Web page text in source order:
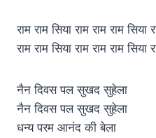
राम राम सिया राम राम राम सिया
राम राम सिया राम राम राम सिया
नैन दिवस पल सुखद सुहेला
नैन दिवस पल सुखद सुहेला
धन्य परम आनंद की बेला